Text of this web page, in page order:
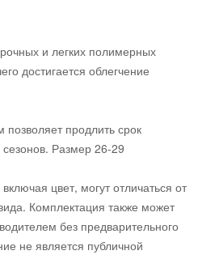
и легких полимерных
достигается облегчение
продлить срок
сезонов. Размер 26-29
цвет, могут отличаться от
Комплектация также может
без предварительного
не является публичной